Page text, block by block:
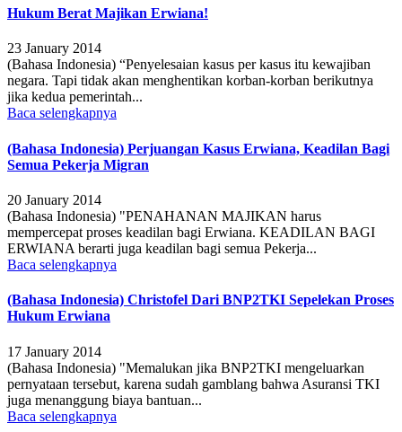
Hukum Berat Majikan Erwiana!
23 January 2014
(Bahasa Indonesia) “Penyelesaian kasus per kasus itu kewajiban
negara. Tapi tidak akan menghentikan korban-korban berikutnya
jika kedua pemerintah...
Baca selengkapnya
(Bahasa Indonesia) Perjuangan Kasus Erwiana, Keadilan Bagi
Semua Pekerja Migran
20 January 2014
(Bahasa Indonesia) "PENAHANAN MAJIKAN harus
mempercepat proses keadilan bagi Erwiana. KEADILAN BAGI
ERWIANA berarti juga keadilan bagi semua Pekerja...
Baca selengkapnya
(Bahasa Indonesia) Christofel Dari BNP2TKI Sepelekan Proses
Hukum Erwiana
17 January 2014
(Bahasa Indonesia) "Memalukan jika BNP2TKI mengeluarkan
pernyataan tersebut, karena sudah gamblang bahwa Asuransi TKI
juga menanggung biaya bantuan...
Baca selengkapnya